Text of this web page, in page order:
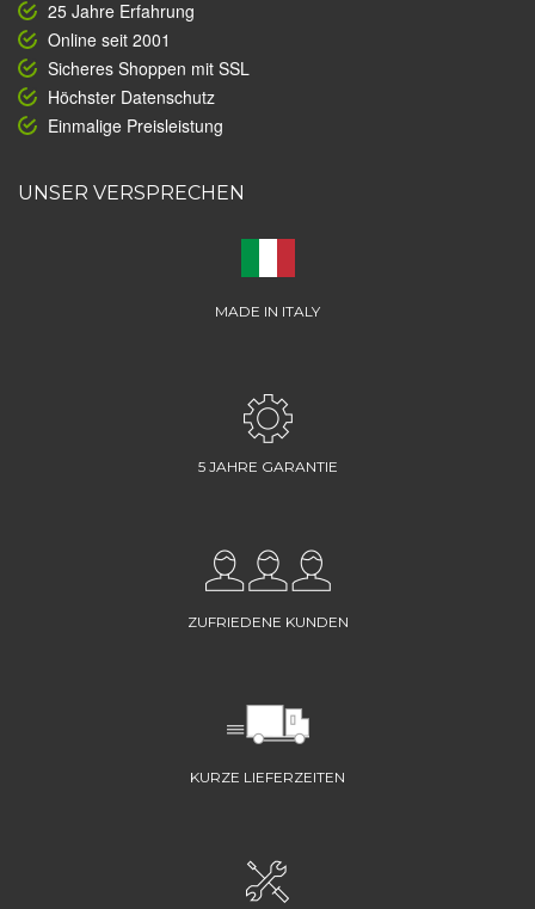
25 Jahre Erfahrung
Online seit 2001
Sicheres Shoppen mit SSL
Höchster Datenschutz
Einmalige Preisleistung
UNSER VERSPRECHEN
MADE IN ITALY
5 JAHRE GARANTIE
ZUFRIEDENE KUNDEN
KURZE LIEFERZEITEN